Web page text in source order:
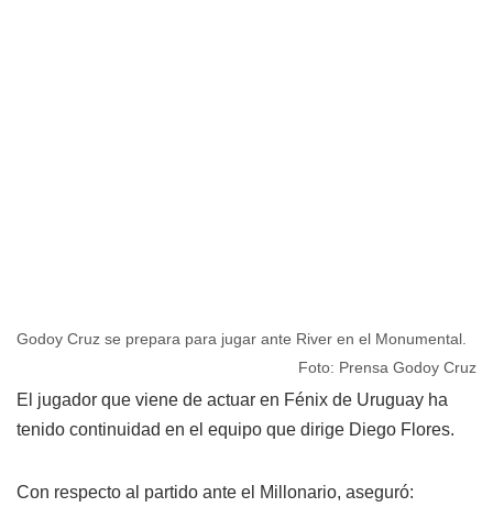
Godoy Cruz se prepara para jugar ante River en el Monumental.
Foto: Prensa Godoy Cruz
El jugador que viene de actuar en Fénix de Uruguay ha
tenido continuidad en el equipo que dirige Diego Flores.
Con respecto al partido ante el Millonario, aseguró: